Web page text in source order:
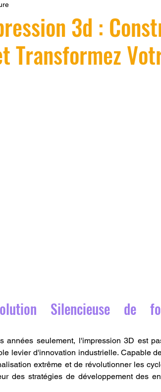
impression 3D à la demande
3d :
Transformez
Silencieuse de
années seulement, l'impression 3D est
levier d'innovation industrielle. Capable
extrême et de révolutionner les
des stratégies de développement des